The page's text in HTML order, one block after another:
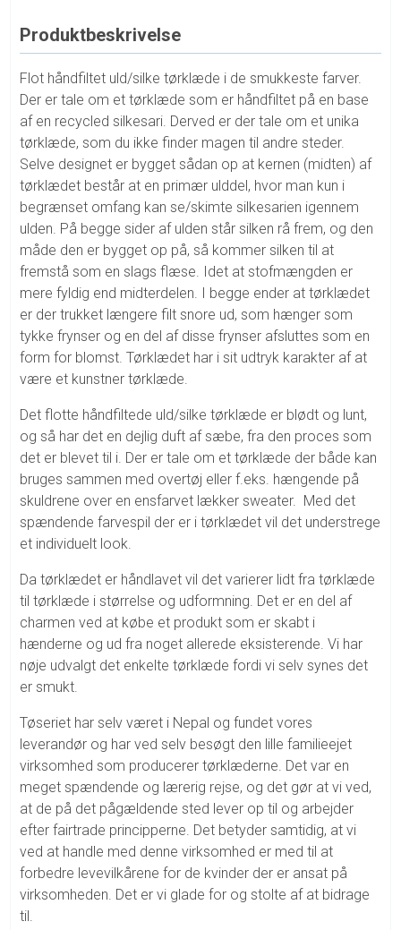
Produktbeskrivelse
Flot håndfiltet uld/silke tørklæde i de smukkeste farver.
Der er tale om et tørklæde som er håndfiltet på en base
af en recycled silkesari. Derved er der tale om et unika
tørklæde, som du ikke finder magen til andre steder.
Selve designet er bygget sådan op at kernen (midten) af
tørklædet består at en primær ulddel, hvor man kun i
begrænset omfang kan se/skimte silkesarien igennem
ulden. På begge sider af ulden står silken rå frem, og den
måde den er bygget op på, så kommer silken til at
fremstå som en slags flæse. Idet at stofmængden er
mere fyldig end midterdelen. I begge ender at tørklædet
er der trukket længere filt snore ud, som hænger som
tykke frynser og en del af disse frynser afsluttes som en
form for blomst. Tørklædet har i sit udtryk karakter af at
være et kunstner tørklæde.
Det flotte håndfiltede uld/silke tørklæde er blødt og lunt,
og så har det en dejlig duft af sæbe, fra den proces som
det er blevet til i. Der er tale om et tørklæde der både kan
bruges sammen med overtøj eller f.eks. hængende på
skuldrene over en ensfarvet lækker sweater. Med det
spændende farvespil der er i tørklædet vil det understrege
et individuelt look.
Da tørklædet er håndlavet vil det varierer lidt fra tørklæde
til tørklæde i størrelse og udformning. Det er en del af
charmen ved at købe et produkt som er skabt i
hænderne og ud fra noget allerede eksisterende. Vi har
nøje udvalgt det enkelte tørklæde fordi vi selv synes det
er smukt.
Tøseriet har selv været i Nepal og fundet vores
leverandør og har ved selv besøgt den lille familieejet
virksomhed som producerer tørklæderne. Det var en
meget spændende og lærerig rejse, og det gør at vi ved,
at de på det pågældende sted lever op til og arbejder
efter fairtrade principperne. Det betyder samtidig, at vi
ved at handle med denne virksomhed er med til at
forbedre levevilkårene for de kvinder der er ansat på
virksomheden. Det er vi glade for og stolte af at bidrage
til.